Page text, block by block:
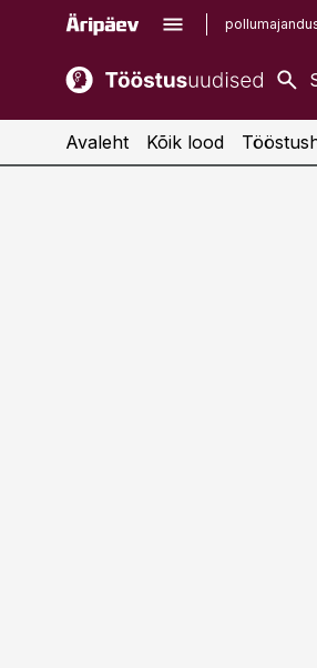
kaubandus.ee
kinnisvarauudised.ee
Avaleht Kõik lood